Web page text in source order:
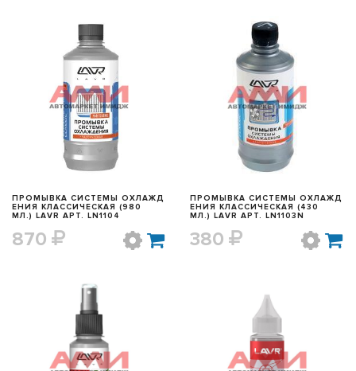
БЫСТРЫЙ ПРОСМОТР
ПРОМЫВКА СИСТЕМЫ ОХЛАЖД
ЕНИЯ КЛАССИЧЕСКАЯ (980
МЛ.) LAVR АРТ. LN1104
870
БЫСТРЫЙ ПРОСМОТР
ПРОМЫВКА СИСТЕМЫ ОХЛАЖД
ЕНИЯ КЛАССИЧЕСКАЯ (430
МЛ.) LAVR АРТ. LN1103N
380
БЫСТРЫЙ ПРОСМОТР БЫСТРЫЙ ПРОСМОТР